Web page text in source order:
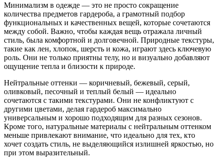
Минимализм в одежде — это не просто сокращение
количества предметов гардероба, а грамотный подбор
функциональных и качественных вещей, которые сочетаются
между собой. Важно, чтобы каждая вещь отражала личный
стиль, была комфортной и долговечной. Природные текстуры,
такие как лен, хлопок, шерсть и кожа, играют здесь ключевую
роль. Они не только приятны телу, но и визуально добавляют
ощущение тепла и близости к природе.
Нейтральные оттенки — коричневый, бежевый, серый,
оливковый, песочный и теплый белый — идеально
сочетаются с такими текстурами. Они не конфликтуют с
другими цветами, делая гардероб максимально
универсальным и хорошо подходящим для разных сезонов.
Кроме того, натуральные материалы с нейтральным оттенком
меньше привлекают внимание, что идеально для тех, кто
хочет создать стиль, не выделяющийся излишней яркостью, но
при этом выразительный.